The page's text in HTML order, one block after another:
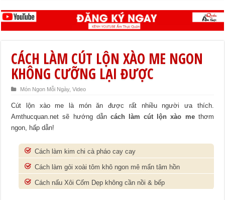
CÁCH LÀM CÚT LỘN XÀO ME NGON
KHÔNG CƯỠNG LẠI ĐƯỢC
Món Ngon Mỗi Ngày,Video
Cút lộn xào me là món ăn được rất nhiều người ưa thích.
Amthucquan.net sẽ hướng dẫn cách làm cút lộn xào methơm
ngon, hấp dẫn!
Cách làm kim chi cà pháo cay cay
Cách làm gỏi xoài tôm khô ngon mê mẩn tâm hồn
Cách nấu Xôi Cốm Dẹp không cần nồi & bếp